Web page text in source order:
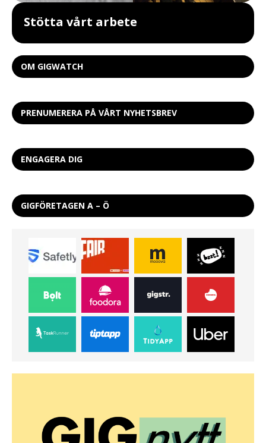
Stötta vårt arbete
OM GIGWATCH
PRENUMERERA PÅ VÅRT NYHETSBREV
ENGAGERA DIG
GIGFÖRETAGEN A – Ö